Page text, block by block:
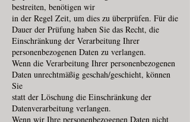
bestreiten, benötigen wir
in der Regel Zeit, um dies zu überprüfen. Für die
Dauer der Prüfung haben Sie das Recht, die
Einschränkung der Verarbeitung Ihrer
personenbezogenen Daten zu verlangen.
Wenn die Verarbeitung Ihrer personenbezogenen
Daten unrechtmäßig geschah/geschieht, können
Sie
statt der Löschung die Einschränkung der
Datenverarbeitung verlangen.
Wenn wir Ihre personenbezogenen Daten nicht